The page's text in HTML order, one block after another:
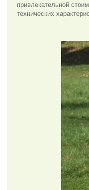
привлекательной
технических